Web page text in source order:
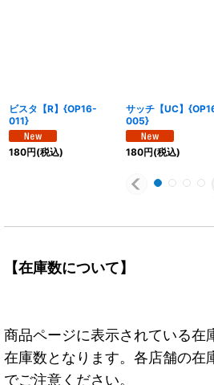
ビスタ【R】{OP16-
011}
180円(税込)
サッチ【UC】
005}
180円(税込)
【在庫数について】
商品ページに表示されている在
在庫数となります。各店舗の在
でご注意ください。